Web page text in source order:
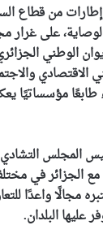
من قطاع
على غرار
الوطني
طابعًا مؤسساتيًا
المجلس التشادي
الجزائر في
مجالًا واعدًا
عليها البلدان.